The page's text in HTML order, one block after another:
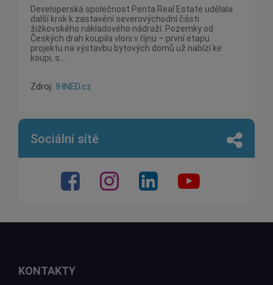
Developerská společnost Penta Real Estate udělala
další krok k zastavění severovýchodní části
žižkovského nákladového nádraží. Pozemky od
Českých drah koupila vloni v říjnu – první etapu
projektu na výstavbu bytových domů už nabízí ke
koupi, s...
Zdroj: IHNED.cz
Sociální sítě
KONTAKTY